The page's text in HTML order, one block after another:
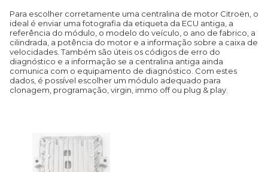
Para escolher corretamente uma centralina de motor Citroën, o
ideal é enviar uma fotografia da etiqueta da ECU antiga, a
referência do módulo, o modelo do veículo, o ano de fabrico, a
cilindrada, a potência do motor e a informação sobre a caixa de
velocidades. Também são úteis os códigos de erro do
diagnóstico e a informação se a centralina antiga ainda
comunica com o equipamento de diagnóstico. Com estes
dados, é possível escolher um módulo adequado para
clonagem, programação, virgin, immo off ou plug & play.